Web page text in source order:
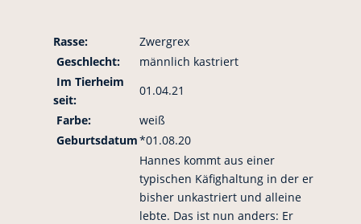
Rasse:
Zwergrex
Geschlecht:
männlich kastriert
Im Tierheim
seit:
01.04.21
Farbe:
weiß
Geburtsdatum*01.08.20
Hannes kommt aus einer
typischen Käfighaltung in der er
bisher unkastriert und alleine
lebte. Das ist nun anders: Er